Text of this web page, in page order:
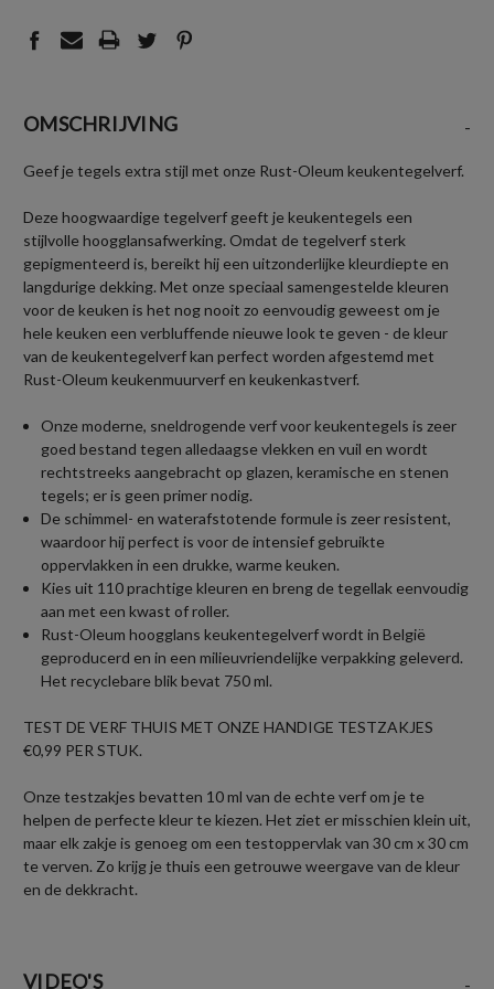
OMSCHRIJVING -
Geef je tegels extra stijl met onze Rust-Oleum keukentegelverf.
Deze hoogwaardige tegelverf geeft je keukentegels een
stijlvolle hoogglansafwerking. Omdat de tegelverf sterk
gepigmenteerd is, bereikt hij een uitzonderlijke kleurdiepte en
langdurige dekking. Met onze speciaal samengestelde kleuren
voor de keuken is het nog nooit zo eenvoudig geweest om je
hele keuken een verbluffende nieuwe look te geven - de kleur
van de keukentegelverf kan perfect worden afgestemd met
Rust-Oleum keukenmuurverf en keukenkastverf.
Onze moderne, sneldrogende verf voor keukentegels is zeer
goed bestand tegen alledaagse vlekken en vuil en wordt
rechtstreeks aangebracht op glazen, keramische en stenen
tegels; er is geen primer nodig.
De schimmel- en waterafstotende formule is zeer resistent,
waardoor hij perfect is voor de intensief gebruikte
oppervlakken in een drukke, warme keuken.
Kies uit 110 prachtige kleuren en breng de tegellak eenvoudig
aan met een kwast of roller.
Rust-Oleum hoogglans keukentegelverf wordt in België
geproducerd en in een milieuvriendelijke verpakking geleverd.
Het recyclebare blik bevat 750 ml.
TEST DE VERF THUIS MET ONZE HANDIGE TESTZAKJES
€0,99 PER STUK.
Onze testzakjes bevatten 10 ml van de echte verf om je te
helpen de perfecte kleur te kiezen. Het ziet er misschien klein uit,
maar elk zakje is genoeg om een testoppervlak van 30 cm x 30 cm
te verven. Zo krijg je thuis een getrouwe weergave van de kleur
en de dekkracht.
VIDEO'S -